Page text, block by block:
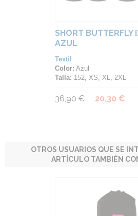
SHORT BUTTERFLY
AZUL
Textil
Color: Azul
Talla: 152, XS, XL, 2XL
36,90 € 20,30 €
OTROS USUARIOS QUE SE
ARTÍCULO TAMBIÉN